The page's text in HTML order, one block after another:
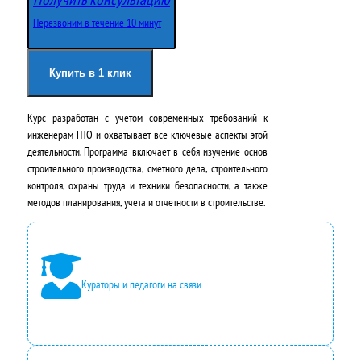
о
ч
а
л
ь
н
а
я
ц
е
н
щ
я
ц
е
н
а
:
2
0
Перезвоним в течение 10 минут
Купить в 1 клик
Курс разработан с учетом современных требований к
инженерам ПТО и охватывает все ключевые аспекты этой
деятельности. Программа включает в себя изучение основ
строительного производства, сметного дела, строительного
контроля, охраны труда и техники безопасности, а также
методов планирования, учета и отчетности в строительстве.
Кураторы и педагоги на связи